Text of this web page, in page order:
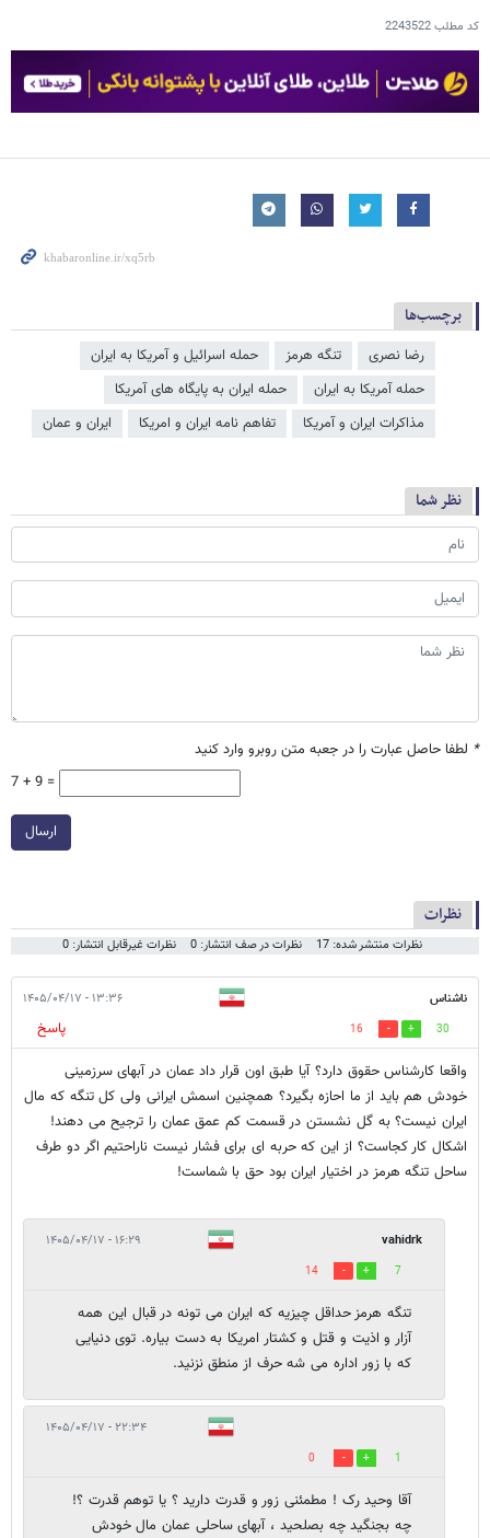
کد مطلب2243522
برچسب‌ها
رضا نصری تنگه هرمز
حمله اسرائیل و آمریکا به ایران
حمله آمریکا به ایران
حمله ایران به پایگاه های آمریکا
مذاکرات ایران و آمریکا
تفاهم نامه ایران و امریکا ایران و عمان
نظر شما
* لطفا حاصل عبارت را در جعبه متن روبرو وارد کنید
7 + 9 =
ارسال
نظرات
نظرات منتشر شده: 17 نظرات در صف انتشار: 0 نظرات غیرقابل انتشار: 0
ناشناس ۱۳:۳۶ - ۱۴۰۵/۰۴/۱۷
30
16
پاسخ
واقعا کارشناس حقوق دارد؟ آیا طبق اون قرار داد عمان در آبهای سرزمینی
خودش هم باید از ما احازه بگیرد؟ همچنين اسمش ایرانی ولی کل تنگه که مال
ایران نیست؟ به گل نشستن در قسمت کم عمق عمان را ترجیح می دهند!
اشکال کار کجاست؟ از این که حربه ای برای فشار نیست ناراحتیم اگر دو طرف
ساحل تنگه هرمز در اختیار ایران بود حق با شماست!
vahidrk ۱۶:۲۹ - ۱۴۰۵/۰۴/۱۷
7
14
تنگه هرمز حداقل چیزیه که ایران می تونه در قبال این همه
آزار و اذیت و قتل و کشتار امریکا به دست بیاره. توی دنیایی
که با زور اداره می شه حرف از منطق نزنید.
۲۲:۳۴ - ۱۴۰۵/۰۴/۱۷
1
0
آقا وحید رک ! مطمئنی زور و قدرت دارید ؟ یا توهم قدرت ؟!
چه بجنگید چه بصلحید ، آبهای ساحلی عمان مال خودش